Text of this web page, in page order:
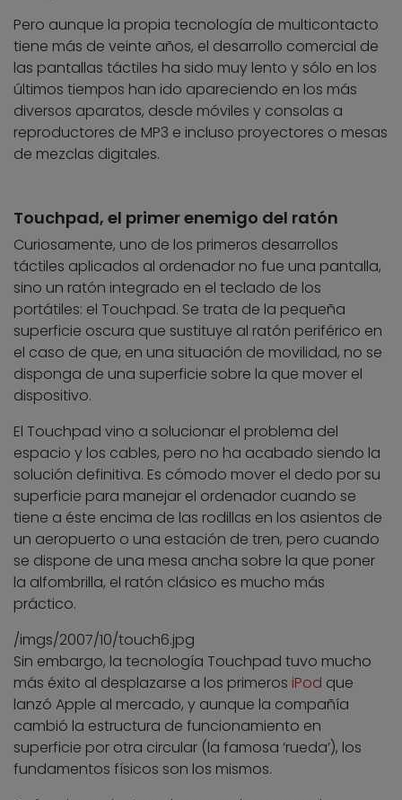
Pero aunque la propia tecnología de multicontacto
tiene más de veinte años, el desarrollo comercial de
las pantallas táctiles ha sido muy lento y sólo en los
últimos tiempos han ido apareciendo en los más
diversos aparatos, desde móviles y consolas a
reproductores de MP3 e incluso proyectores o mesas
de mezclas digitales.
Touchpad, el primer enemigo del ratón
Curiosamente, uno de los primeros desarrollos
táctiles aplicados al ordenador no fue una pantalla,
sino un ratón integrado en el teclado de los
portátiles: el Touchpad. Se trata de la pequeña
superficie oscura que sustituye al ratón periférico en
el caso de que, en una situación de movilidad, no se
disponga de una superficie sobre la que mover el
dispositivo.
El Touchpad vino a solucionar el problema del
espacio y los cables, pero no ha acabado siendo la
solución definitiva. Es cómodo mover el dedo por su
superficie para manejar el ordenador cuando se
tiene a éste encima de las rodillas en los asientos de
un aeropuerto o una estación de tren, pero cuando
se dispone de una mesa ancha sobre la que poner
la alfombrilla, el ratón clásico es mucho más
práctico.
/imgs/2007/10/touch6.jpg
Sin embargo, la tecnología Touchpad tuvo mucho
más éxito al desplazarse a los primeros iPod que
lanzó Apple al mercado, y aunque la compañía
cambió la estructura de funcionamiento en
superficie por otra circular (la famosa ‘rueda’), los
fundamentos físicos son los mismos.